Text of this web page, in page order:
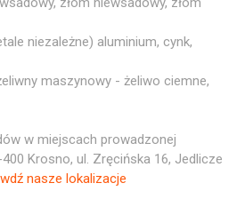
niezależne) aluminium, cynk,
maszynowy - żeliwo ciemne,
w miejscach prowadzonej
Krosno, ul. Zręcińska 16, Jedlicze
nasze lokalizacje